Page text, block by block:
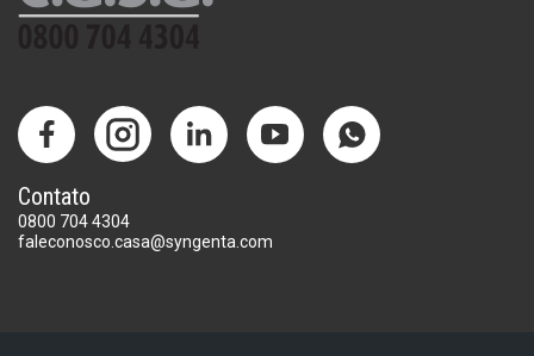
Contato
0800 704 4304
faleconosco.casa@syngenta.com